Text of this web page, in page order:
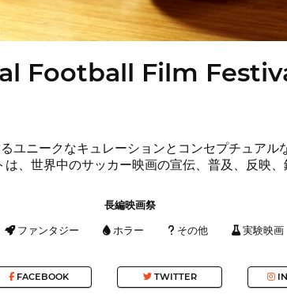
Football Film
ニークなキュレーションとコンセプチュアル
、世界中のサッカー映画の宣伝、普及、反映、
長編映画祭
ファンタジー ホラー その他 実験映画
FACEBOOK TWITTER